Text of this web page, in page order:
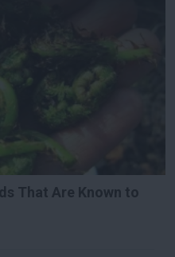
That Are Known to